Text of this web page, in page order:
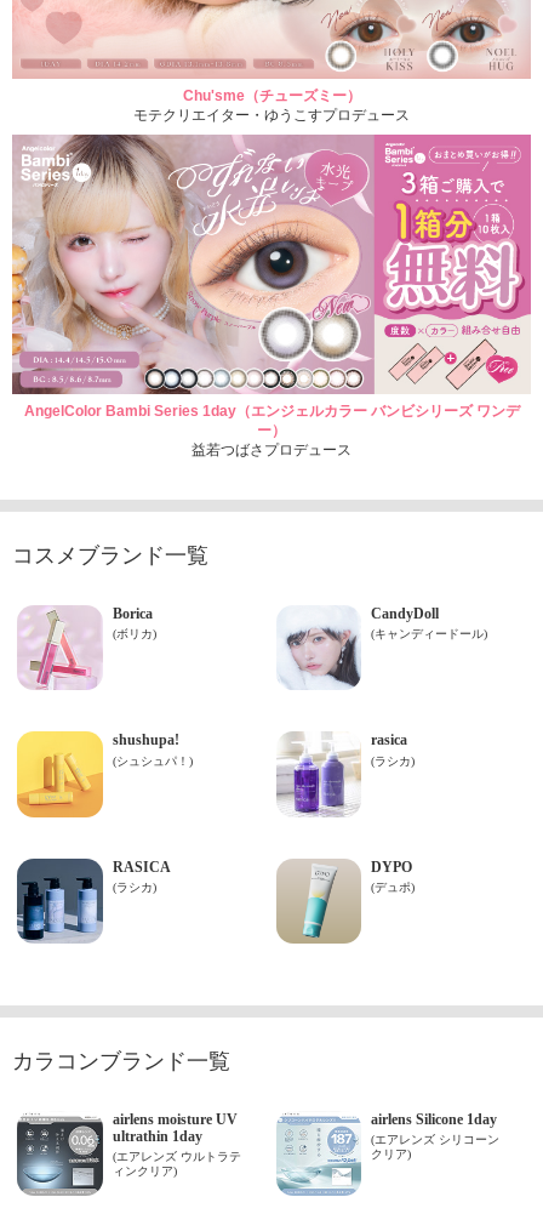
Chu'sme（チューズミー）
モテクリエイター・ゆうこすプロデュース
AngelColor Bambi Series 1day（エンジェルカラー バンビシリーズ ワンデ
ー）
益若つばさプロデュース
コスメブランド一覧
カラコンブランド一覧